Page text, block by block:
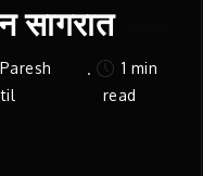
Paresh
1 min
read